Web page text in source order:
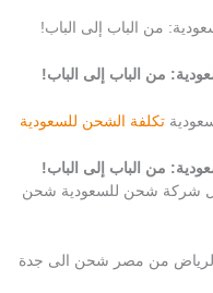
من الباب إلى الباب!
من الباب إلى الباب!
تكلفة الشحن للسعودية
من الباب إلى الباب!
شركة شحن للسعودية شحن
من مصر شحن الى جدة